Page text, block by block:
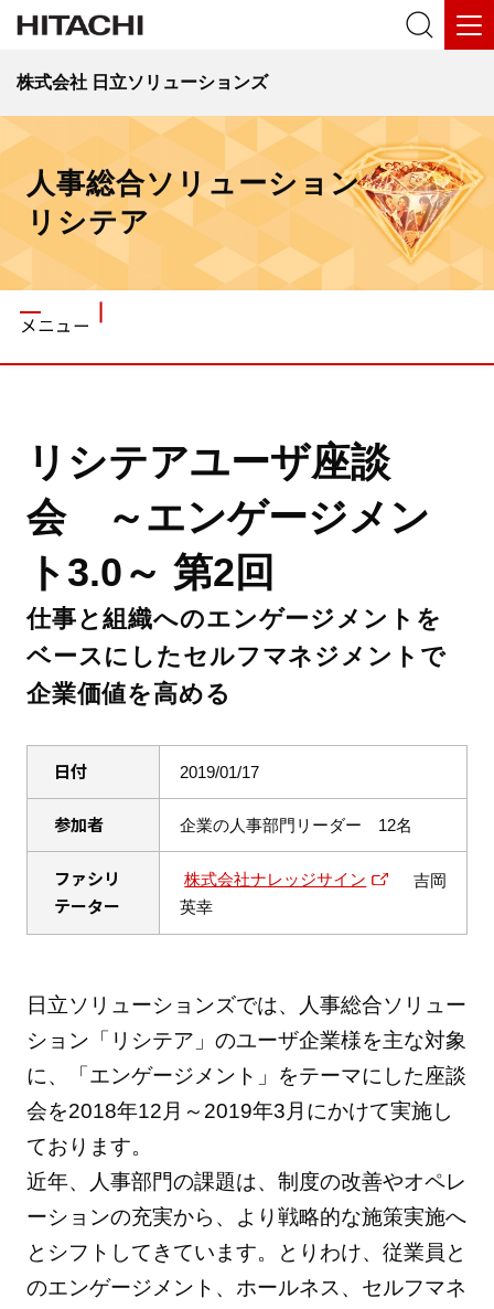
株式会社 日立ソリューションズ
人事総合ソリューション
リシテア
メニュー
リシテアユーザ座談
会 ～エンゲージメン
ト3.0～ 第2回
仕事と組織へのエンゲージメントを
ベースにしたセルフマネジメントで
企業価値を高める
日付 2019/01/17
参加者 企業の人事部門リーダー 12名
ファシリ
テーター
株式会社ナレッジサイン
吉岡
英幸
日立ソリューションズでは、人事総合ソリュー
ション「リシテア」のユーザ企業様を主な対象
に、「エンゲージメント」をテーマにした座談
会を2018年12月～2019年3月にかけて実施し
ております。
近年、人事部門の課題は、制度の改善やオペレ
ーションの充実から、より戦略的な施策実施へ
とシフトしてきています。とりわけ、従業員と
のエンゲージメント、ホールネス、セルフマネ